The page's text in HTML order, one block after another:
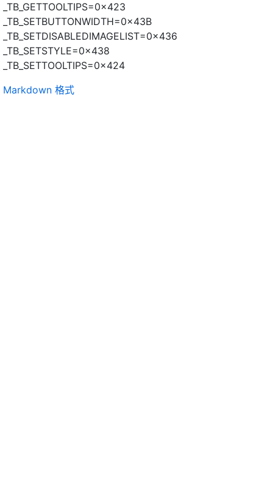
_TB_GETTOOLTIPS=0x423
_TB_SETBUTTONWIDTH=0x43B
_TB_SETDISABLEDIMAGELIST=0x436
_TB_SETSTYLE=0x438
_TB_SETTOOLTIPS=0x424
Markdown 格式